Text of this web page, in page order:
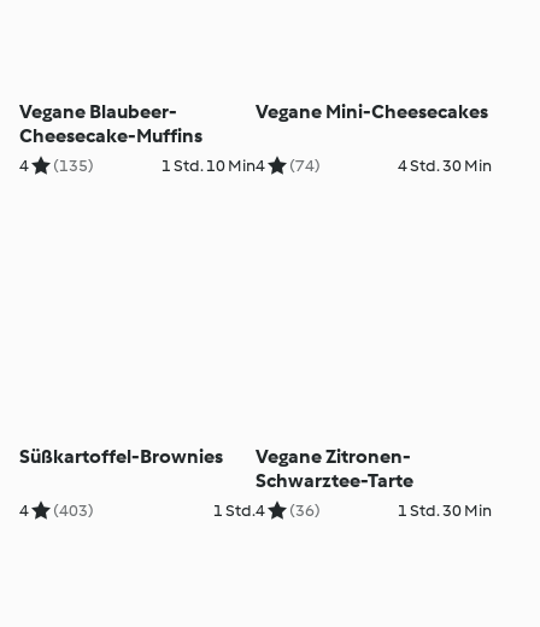
Vegane Blaubeer-
Cheesecake-Muffins
4 (135) 1 Std. 10 Min
Vegane Mini-Cheesecakes
4 (74) 4 Std. 30 Min
Süßkartoffel-Brownies
4 (403) 1 Std.
Vegane Zitronen-
Schwarztee-Tarte
4 (36) 1 Std. 30 Min